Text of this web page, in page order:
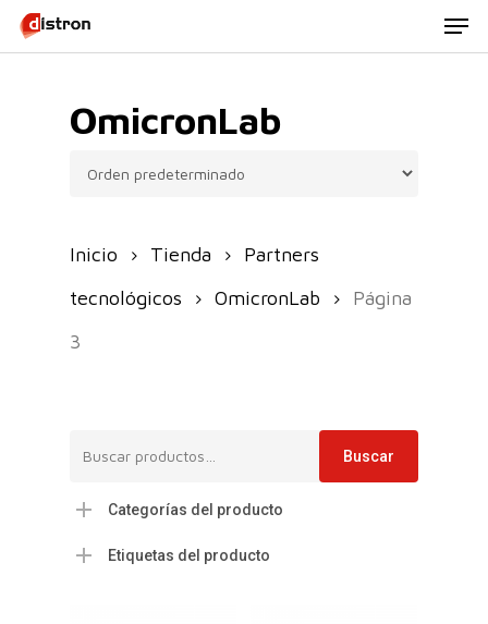
Skip
to
OmicronLab
Inicio Tienda
Partners
tecnológicos
OmicronLab
Página
3
Buscar
Categorías del producto
Etiquetas del producto